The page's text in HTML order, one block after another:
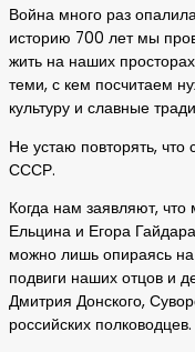
Война много раз
историю 700 лет мы
жить на наших
теми, с кем посчитаем
культуру и славные
Не устаю повторять,
СССР.
Когда нам заявляют,
Ельцина и Егора
можно лишь опираясь
подвиги наших отцов и
Дмитрия Донского,
российских полководцев.